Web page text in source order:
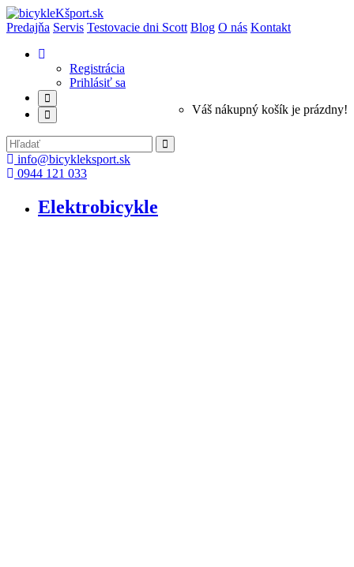
Predajňa Servis Testovacie dni Scott Blog O nás Kontakt
Registrácia
Prihlásiť sa
Váš nákupný košík je prázdny!
info@bicykleksport.sk
0944 121 033
Elektrobicykle